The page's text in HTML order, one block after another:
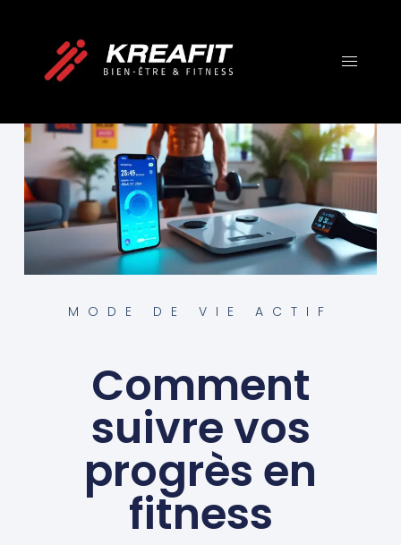
MODE DE VIE ACTIF
Comment
suivre vos
progrès en
fitness